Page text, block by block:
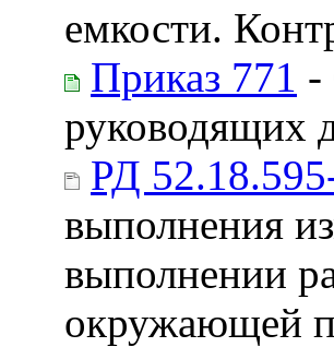
емкости.
Приказ 771 -
руководящих
РД
выполнения
выполнении
окружающей